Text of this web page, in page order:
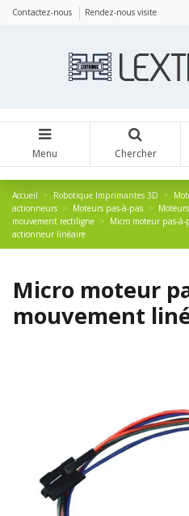
Contactez-nous Rendez-nous visite
Menu Chercher
Accueil Robotique Imprimantes 3D
actionneurs
Moteurs pas-à-pas
mouvement rectiligne
Micro moteur pas-à-
actionneur linéaire
Micro moteur
mouvement
Panneau de gestion des cookies